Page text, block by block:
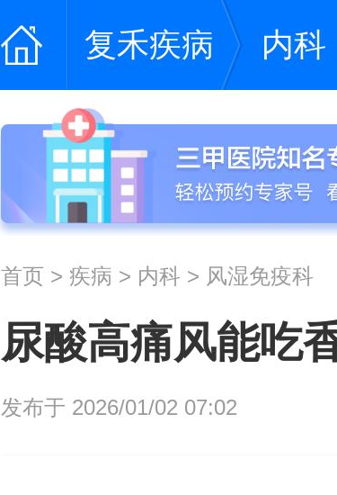
复禾疾病 内科
首页 > 疾病 > 内科 > 风湿免疫科
尿酸高痛风能吃
发布于 2026/01/02 07:02